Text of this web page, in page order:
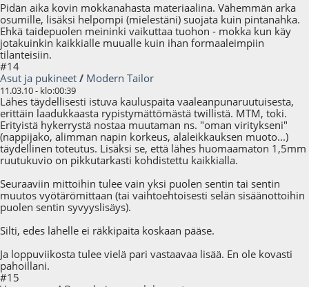
Pidän aika kovin mokkanahasta materiaalina. Vähemmän arka
osumille, lisäksi helpompi (mielestäni) suojata kuin pintanahka.
Ehkä taidepuolen meininki vaikuttaa tuohon - mokka kun käy
jotakuinkin kaikkialle muualle kuin ihan formaaleimpiin
tilanteisiin.
#14
Asut ja pukineet / Modern Tailor
11.03.10 - klo:00:39
Lähes täydellisesti istuva kauluspaita vaaleanpunaruutuisesta,
erittäin laadukkaasta rypistymättömästä twillistä. MTM, toki.
Erityistä hykerrystä nostaa muutaman ns. "oman viritykseni"
(nappijako, alimman napin korkeus, alaleikkauksen muoto...)
täydellinen toteutus. Lisäksi se, että lähes huomaamaton 1,5mm
ruutukuvio on pikkutarkasti kohdistettu kaikkialla.
Seuraaviin mittoihin tulee vain yksi puolen sentin tai sentin
muutos vyötärömittaan (tai vaihtoehtoisesti selän sisäänottoihin
puolen sentin syvyyslisäys).
Silti, edes lähelle ei räkkipaita koskaan pääse.
Ja loppuviikosta tulee vielä pari vastaavaa lisää. En ole kovasti
pahoillani.
#15